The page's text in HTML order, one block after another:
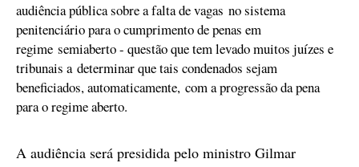
audiência pública sobre a falta de vagas no sistema
penitenciário para o cumprimento de penas em
regime semiaberto - questão que tem levado muitos juízes e
tribunais a determinar que tais condenados sejam
beneficiados, automaticamente, com a progressão da pena
para o regime aberto.
A audiência será presidida pelo ministro Gilmar